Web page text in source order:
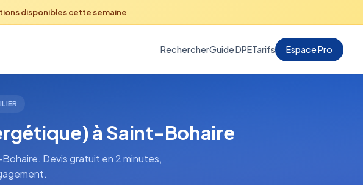
disponibles cette semaine
RechercherGuide DPETarifs Espace Pro
à Saint-Bohaire
Devis gratuit en 2 minutes,